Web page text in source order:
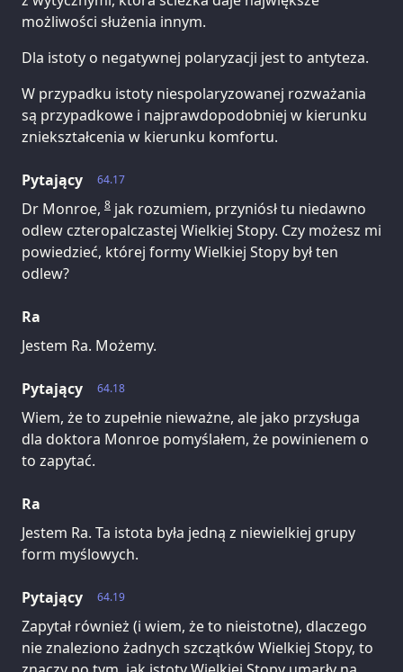
możliwości służenia innym.
Dla istoty o negatywnej polaryzacji jest to antyteza.
W przypadku istoty niespolaryzowanej rozważania
są przypadkowe i najprawdopodobniej w kierunku
zniekształcenia w kierunku komfortu.
64.17
Pytający
Dr Monroe, 8 jak rozumiem, przyniósł tu niedawno
odlew czteropalczastej Wielkiej Stopy. Czy możesz mi
powiedzieć, której formy Wielkiej Stopy był ten
odlew?
Ra
Jestem Ra. Możemy.
64.18
Pytający
Wiem, że to zupełnie nieważne, ale jako przysługa
dla doktora Monroe pomyślałem, że powinienem o
to zapytać.
Ra
Jestem Ra. Ta istota była jedną z niewielkiej grupy
form myślowych.
64.19
Pytający
Zapytał również (i wiem, że to nieistotne), dlaczego
nie znaleziono żadnych szczątków Wielkiej Stopy, to